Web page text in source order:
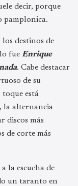
decir, porque
pamplonica.
destinos de
fue Enrique
. Cabe destacar
de su
está
la alternancia
discos más
de corte más
la escucha de
un taranto en